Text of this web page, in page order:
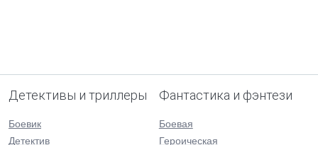
Детективы и триллеры
Боевик
Детектив
Фантастика и фэнтези
Боевая
Героическая